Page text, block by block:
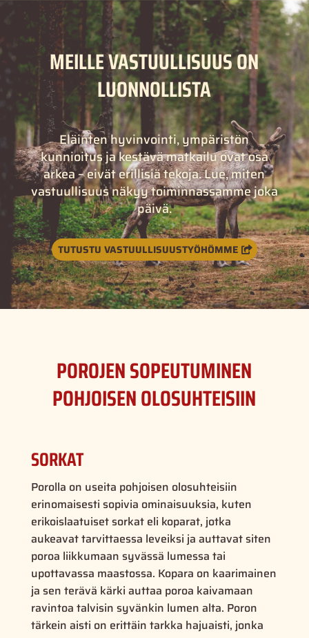
MEILLE VASTUULLISUUS ON
LUONNOLLISTA
Eläinten hyvinvointi, ympäristön
kunnioitus ja kestävä matkailu ovat osa
arkea – eivät erillisiä tekoja. Lue, miten
vastuullisuus näkyy toiminnassamme joka
päivä.
TUTUSTU VASTUULLISUUSTYÖHÖMME
POROJEN SOPEUTUMINEN
POHJOISEN OLOSUHTEISIIN
SORKAT
Porolla on useita pohjoisen olosuhteisiin
erinomaisesti sopivia ominaisuuksia, kuten
erikoislaatuiset sorkat eli koparat, jotka
aukeavat tarvittaessa leveiksi ja auttavat siten
poroa liikkumaan syvässä lumessa tai
upottavassa maastossa. Kopara on kaarimainen
ja sen terävä kärki auttaa poroa kaivamaan
ravintoa talvisin syvänkin lumen alta. Poron
tärkein aisti on erittäin tarkka hajuaisti, jonka